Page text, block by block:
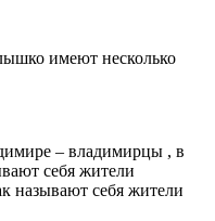
имеют несколько
– владимирцы , в
себя жители
называют себя жители